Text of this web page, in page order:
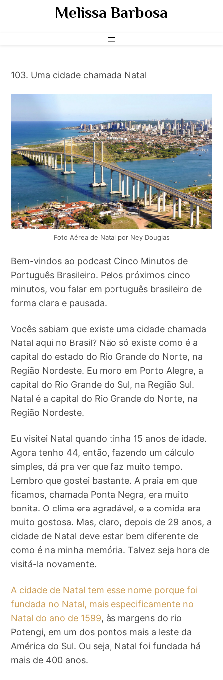
Melissa Barbosa
103. Uma cidade chamada Natal
Foto Aérea de Natal por Ney Douglas
Bem-vindos ao podcast Cinco Minutos de
Português Brasileiro. Pelos próximos cinco
minutos, vou falar em português brasileiro de
forma clara e pausada.
Vocês sabiam que existe uma cidade chamada
Natal aqui no Brasil? Não só existe como é a
capital do estado do Rio Grande do Norte, na
Região Nordeste. Eu moro em Porto Alegre, a
capital do Rio Grande do Sul, na Região Sul.
Natal é a capital do Rio Grande do Norte, na
Região Nordeste.
Eu visitei Natal quando tinha 15 anos de idade.
Agora tenho 44, então, fazendo um cálculo
simples, dá pra ver que faz muito tempo.
Lembro que gostei bastante. A praia em que
ficamos, chamada Ponta Negra, era muito
bonita. O clima era agradável, e a comida era
muito gostosa. Mas, claro, depois de 29 anos, a
cidade de Natal deve estar bem diferente de
como é na minha memória. Talvez seja hora de
visitá-la novamente.
A cidade de Natal tem esse nome porque foi
fundada no Natal, mais especificamente no
Natal do ano de 1599, às margens do rio
Potengi, em um dos pontos mais a leste da
América do Sul. Ou seja, Natal foi fundada há
mais de 400 anos.